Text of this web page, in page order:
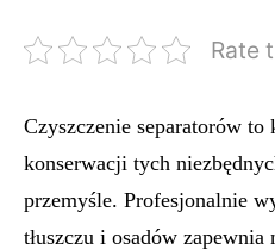
Rate
Czyszczenie separatorów
konserwacji tych
przemyśle. Profesjonalnie
tłuszczu i osadów